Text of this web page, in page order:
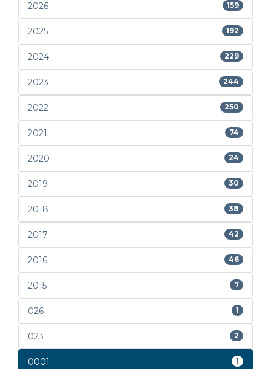
2026 159
2025 192
2024 229
2023 244
2022 250
2021 74
2020 24
2019 30
2018 38
2017 42
2016 46
2015 7
026 1
023 2
0001 1